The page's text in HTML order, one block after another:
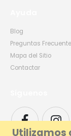
Utilizamos
Blog
Preguntas
Mapa del Sitio
Contactar